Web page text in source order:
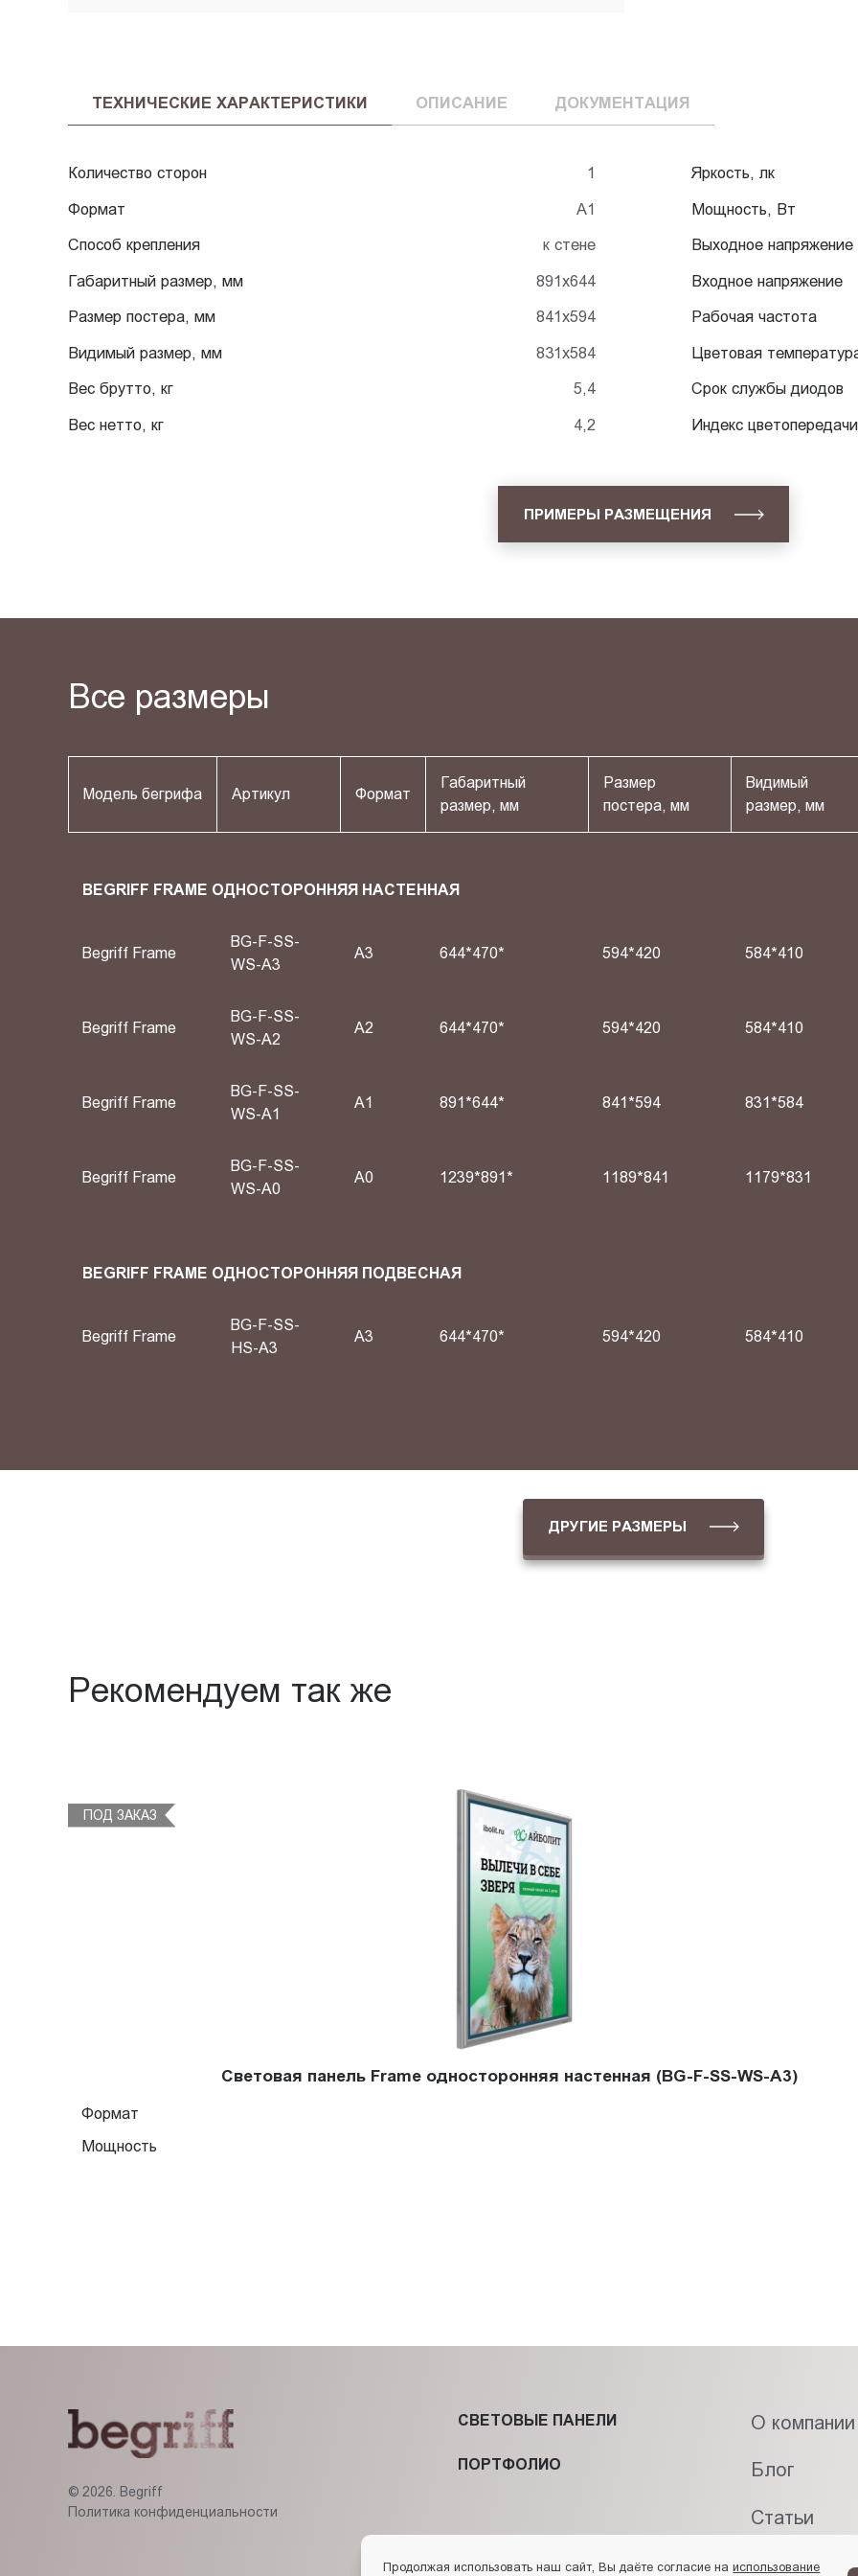
ТЕХНИЧЕСКИЕ ХАРАКТЕРИСТИКИ ОПИСАНИЕ ДОКУМЕНТАЦИЯ
Количество сторон 1
Формат А1
Способ крепления к стене
Габаритный размер, мм 891x644
Размер постера, мм 841x594
Видимый размер, мм 831x584
Вес брутто, кг 5,4
Вес нетто, кг 4,2
Яркость, лк
Мощность, Вт
Выходное напряжение
Входное напряжение
Рабочая частота
Цветовая
Срок службы диодов
Индекс цветопередачи
ПРИМЕРЫ РАЗМЕЩЕНИЯ
Все размеры
Модель бегрифа Артикул Формат
Габаритный
размер, мм
Размер
постера, мм
Видимый
размер, мм
BEGRIFF FRAME ОДНОСТОРОННЯЯ НАСТЕННАЯ
Begriff Frame
BG-F-SS-
WS-A3
A3 644*470* 594*420 584*410
Begriff Frame
BG-F-SS-
WS-A2
A2 644*470* 594*420 584*410
Begriff Frame
BG-F-SS-
WS-A1
А1 891*644* 841*594 831*584
Begriff Frame
BG-F-SS-
WS-A0
А0 1239*891* 1189*841 1179*831
BEGRIFF FRAME ОДНОСТОРОННЯЯ ПОДВЕСНАЯ
Begriff Frame
BG-F-SS-
HS-A3
A3 644*470* 594*420 584*410
ДРУГИЕ РАЗМЕРЫ
Рекомендуем так же
ПОД ЗАКАЗ
Световая панель Frame односторонняя настенная (BG-F-SS-WS-A3)
Формат
Мощность
© 2026. Begriff
Политика конфиденциальности
СВЕТОВЫЕ ПАНЕЛИ
ПОРТФОЛИО
О компании
Блог
Статьи
Контакты
Продолжая использовать наш сайт, Вы даёте согласие наиспользование